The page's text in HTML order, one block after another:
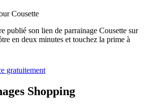
Cousette
publié son lien de parrainage Cousette sur
en deux minutes et touchez la prime à
gratuitement
Shopping